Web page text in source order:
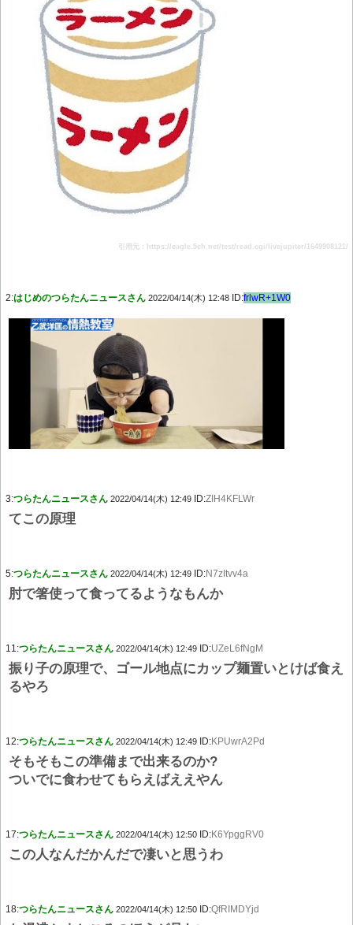
引用元：https://eagle.5ch.net/test/read.cgi/livejupiter/1649908121/
2:はじめのつらたんニュースさん 2022/04/14(木) 12:48 ID:frlwR+1W0
3:つらたんニュースさん 2022/04/14(木) 12:49 ID:ZIH4KFLWr
てこの原理
5:つらたんニュースさん 2022/04/14(木) 12:49 ID:N7zItvv4a
肘で箸使って食ってるようなもんか
11:つらたんニュースさん 2022/04/14(木) 12:49 ID:UZeL6fNgM
振り子の原理で、ゴール地点にカップ麺置いとけば食え
るやろ
12:つらたんニュースさん 2022/04/14(木) 12:49 ID:KPUwrA2Pd
そもそもこの準備まで出来るのか?
ついでに食わせてもらえばええやん
17:つらたんニュースさん 2022/04/14(木) 12:50 ID:K6YpggRV0
この人なんだかんだで凄いと思うわ
18:つらたんニュースさん 2022/04/14(木) 12:50 ID:QfRIMDYjd